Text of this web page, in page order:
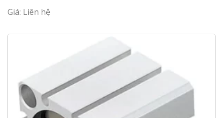
Giá: Liên hệ